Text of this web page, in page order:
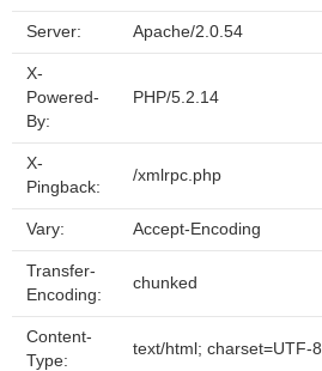
Server: Apache/2.0.54
X-
Powered-
By:
PHP/5.2.14
X-
Pingback:
/xmlrpc.php
Vary: Accept-Encoding
Transfer-
Encoding:
chunked
Content-
Type:
text/html; charset=UTF-8